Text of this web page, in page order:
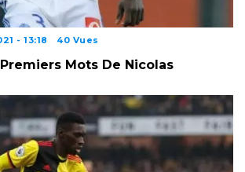
- 13:18 40 Vues
Mots De Nicolas